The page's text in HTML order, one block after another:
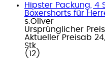
Hipster Packung, 4
Boxershorts für
s.Oliver
Ursprünglicher Preis
Aktueller Preisab
Stk
( 12 )